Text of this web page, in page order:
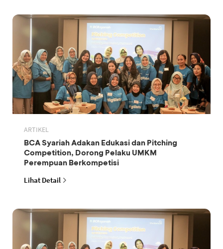
ARTIKEL
BCA Syariah Adakan Edukasi dan Pitching
Competition, Dorong Pelaku UMKM
Perempuan Berkompetisi
Lihat Detail